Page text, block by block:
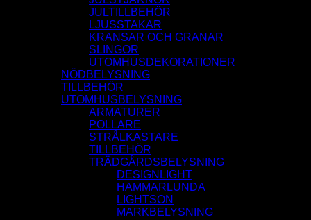
JULTILLBEHÖR
LJUSSTAKAR
KRANSAR OCH GRANAR
SLINGOR
UTOMHUSDEKORATIONER
NÖDBELYSNING
TILLBEHÖR
UTOMHUSBELYSNING
ARMATURER
POLLARE
STRÅLKASTARE
TILLBEHÖR
TRÄDGÅRDSBELYSNING
DESIGNLIGHT
HAMMARLUNDA
LIGHTSON
MARKBELYSNING